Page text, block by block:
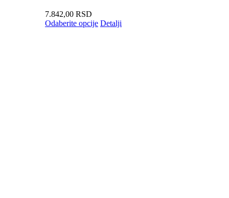
7.842,00 RSD
Odaberite opcije Detalji